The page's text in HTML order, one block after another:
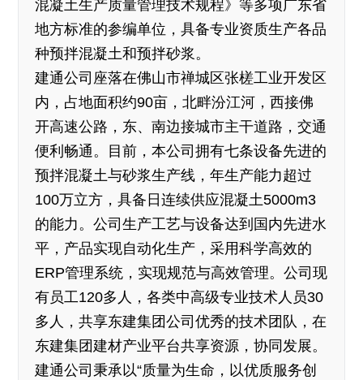
混凝土生产质量管理技术规程》等多项广东省
地方标准的参编单位，具备专业资质生产各品
种预拌混凝土和预拌砂浆。
建通公司座落在佛山市禅城区张槎工业开发区
内，占地面积约90亩，北畔汾江河，西接佛
开高速公路，东、南边接城市主干道路，交通
便利畅通。目前，本公司拥有七条设备先进的
预拌混凝土与砂浆生产线，年生产能力超过
100万立方，具备日连续供应混凝土5000m3
的能力。公司生产工艺与设备达到国内先进水
平，产品实现自动化生产，采用科学高效的
ERP管理系统，实现规范与高效管理。公司现
有员工120多人，各类中高级专业技术人员30
多人，共享东建集团公司优秀的技术团队，在
东建集团建材产业平台共享资源，协同发展。
建通公司秉承以“质量为生命，以优质服务创